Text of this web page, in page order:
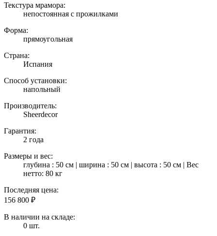
Текстура мрамора:
непостоянная с прожилками
Форма:
прямоугольная
Страна:
Испания
Способ установки:
напольный
Производитель:
Sheerdecor
Гарантия:
2 года
Размеры и вес:
глубина : 50 см | ширина : 50 см | высота : 50 см | Вес
нетто: 80 кг
Последняя цена:
156 800 ₽
В наличии на складе:
0 шт.